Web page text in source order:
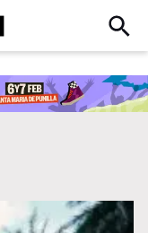
Click
Input